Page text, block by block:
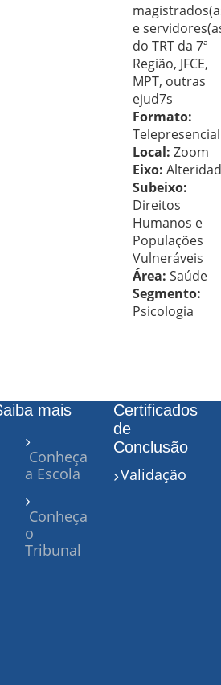
e
do TRT da 7ª
Região, JFCE,
MPT, outras
ejud7s
Formato:
Telepresencial
Local: Zoom
Eixo:
Subeixo:
Direitos
Humanos e
Populações
Vulneráveis
Área: Saúde
Segmento:
Psicologia
mais
Conheça
a Escola
Conheça
o
Tribunal
Certificados
de
Conclusão
Validação